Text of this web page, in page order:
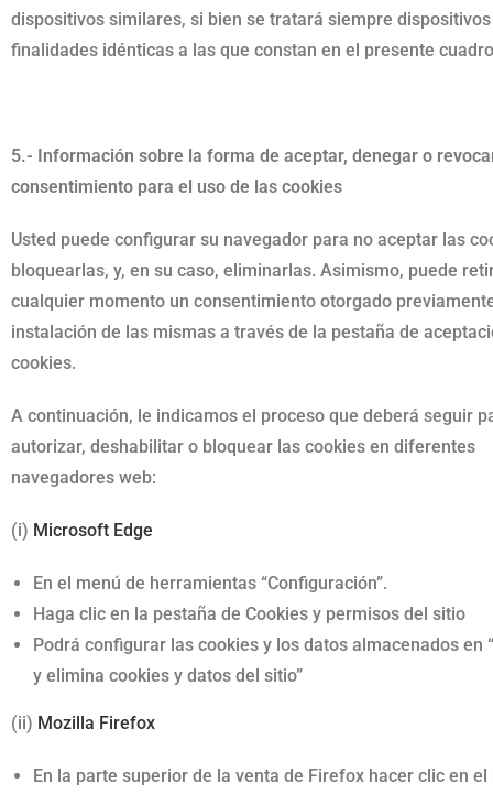
dispositivos similares, si bien se tratará siempre
finalidades idénticas a las que constan en el presente
5.- Información sobre la forma de aceptar, denegar o
consentimiento para el uso de las cookies
Usted puede configurar su navegador para no aceptar las
bloquearlas, y, en su caso, eliminarlas. Asimismo, puede
cualquier momento un consentimiento otorgado
instalación de las mismas a través de la pestaña de
cookies.
A continuación, le indicamos el proceso que deberá seguir
autorizar, deshabilitar o bloquear las cookies en diferentes
navegadores web:
(i) Microsoft Edge
En el menú de herramientas “Configuración”.
Haga clic en la pestaña de Cookies y permisos del sitio
Podrá configurar las cookies y los datos almacenados en
y elimina cookies y datos del sitio”
(ii) Mozilla Firefox
En la parte superior de la venta de Firefox hacer clic en el